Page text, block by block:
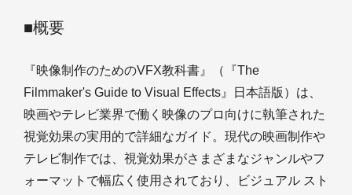
■概要
『映像制作のためのVFX教科書』（『The
Filmmaker's Guide to Visual Effects』日本語版）は、
映画やテレビ業界で働く映像のプロ向けに執筆された
視覚効果の実用的で詳細なガイド。現代の映画制作や
テレビ制作では、視覚効果がさまざまなジャンルやフ
ォーマットで幅広く使用されており、ビジュアル スト